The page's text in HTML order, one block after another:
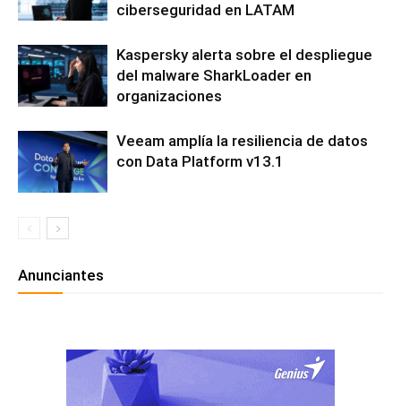
ciberseguridad en LATAM
Kaspersky alerta sobre el despliegue
del malware SharkLoader en
organizaciones
Veeam amplía la resiliencia de datos
con Data Platform v13.1
Anunciantes